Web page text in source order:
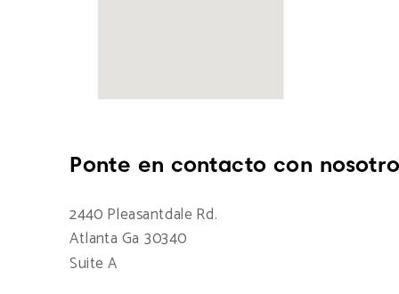
Ponte en contacto con
2440 Pleasantdale Rd.
Atlanta Ga 30340
Suite A